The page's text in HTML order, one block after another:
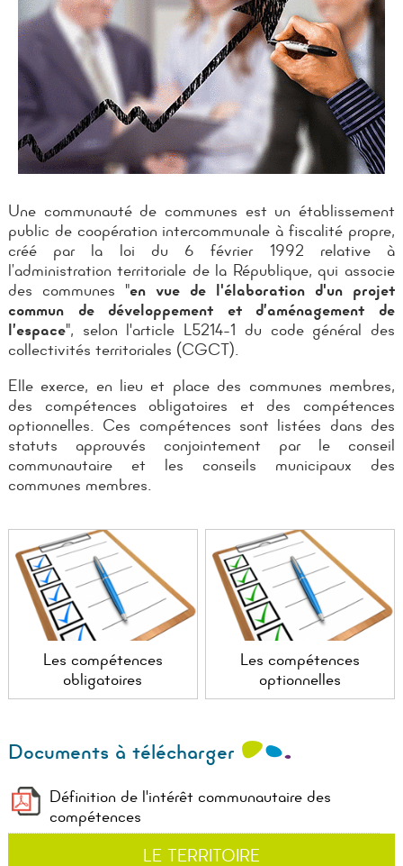
Une communauté de communes est un établissement
public de coopération intercommunale à fiscalité propre,
créé par la loi du 6 février 1992 relative à
l’administration territoriale de la République, qui associe
des communes "en vue de l'élaboration d'un projet
commun de développement et d’aménagement de
l’espace", selon l'article L5214-1 du code général des
collectivités territoriales (CGCT).
Elle exerce, en lieu et place des communes membres,
des compétences obligatoires et des compétences
optionnelles. Ces compétences sont listées dans des
statuts approuvés conjointement par le conseil
communautaire et les conseils municipaux des
communes membres.
Les compétences
obligatoires
Les compétences
optionnelles
Documents à télécharger
Définition de l'intérêt communautaire des
compétences
LE TERRITOIRE